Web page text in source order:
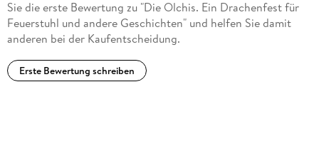
Sie die erste Bewertung zu "Die Olchis. Ein Drachenfest für
Feuerstuhl und andere Geschichten" und helfen Sie damit
anderen bei der Kaufentscheidung.
Erste Bewertung schreiben